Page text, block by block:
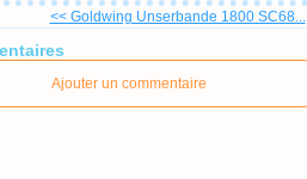
<< Goldwing Unserbande 1800 SC68...
Ajouter un commentaire